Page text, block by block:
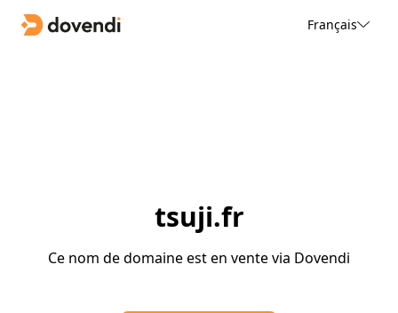
Français
tsuji.fr
Ce nom de domaine est en vente via Dovendi